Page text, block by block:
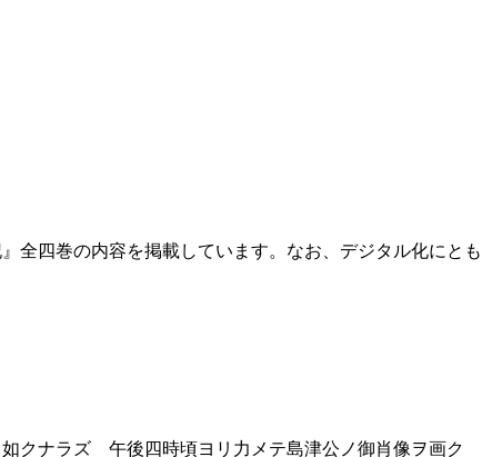
全四巻の内容を掲載しています。なお、デジタル化にと
ナラズ 午後四時頃ヨリ力メテ島津公ノ御肖像ヲ画